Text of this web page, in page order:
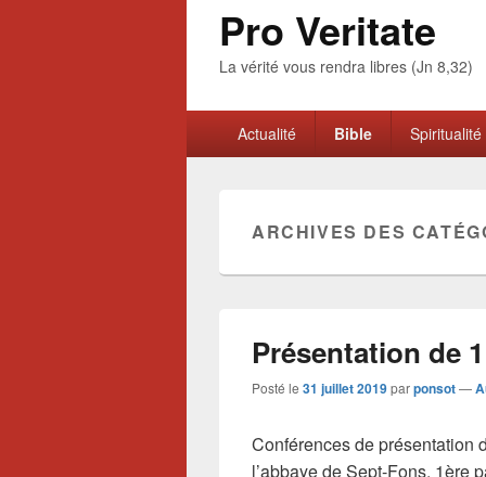
Pro Veritate
La vérité vous rendra libres (Jn 8,32)
principalActualité Bible Spiritualité
ARCHIVES DES
Présentation de
Posté le 31 juillet 2019parponsot—
Conférences de présentation
l’abbaye de Sept-Fons. 1ère